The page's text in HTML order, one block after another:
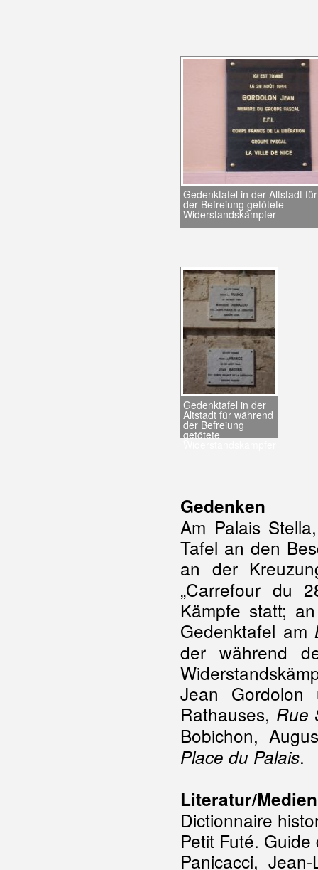
Gedenktafel in der Altstadt
der Befreiung getötete
Widerstandskämpfer
Gedenktafel in der
Altstadt für während
der Befreiung
getötete
Gedenken
Am Palais
Tafel an den
an der
„Carrefour du
Kämpfe statt;
Gedenktafel am
der während
Jean
Rathauses, Rue
Bobichon,
Place du Palais.
Literatur/Medien
Dictionnaire
Petit Futé.
Panicacci,